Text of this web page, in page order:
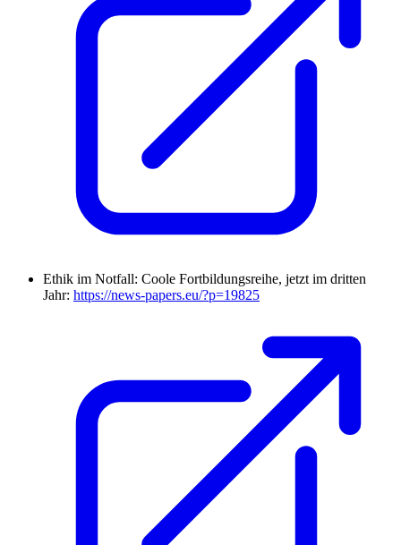
Ethik im Notfall: Coole Fortbildungsreihe, jetzt im dritten
Jahr: https://news-papers.eu/?p=19825